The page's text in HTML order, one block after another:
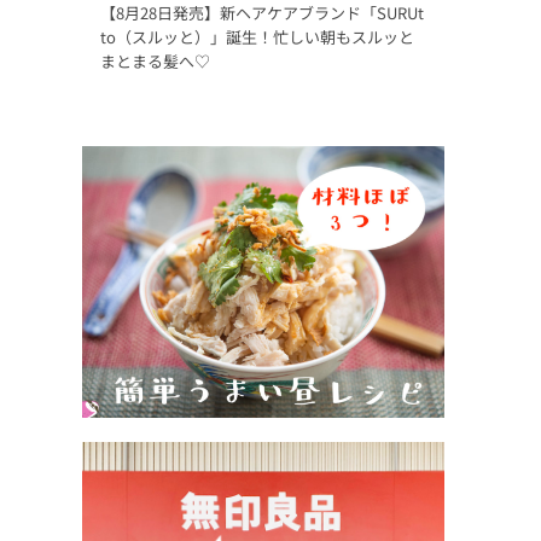
【8月28日発売】新ヘアケアブランド「SURUt
to（スルッと）」誕生！忙しい朝もスルッと
まとまる髪へ♡